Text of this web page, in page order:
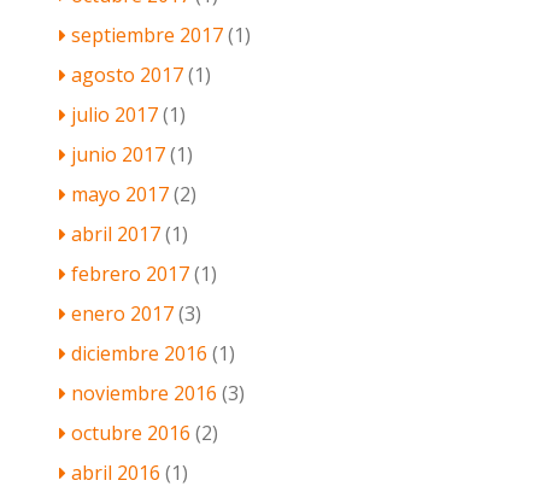
septiembre 2017(1)
agosto 2017(1)
julio 2017(1)
junio 2017(1)
mayo 2017(2)
abril 2017(1)
febrero 2017(1)
enero 2017(3)
diciembre 2016 (1)
noviembre 2016 (3)
octubre 2016 (2)
abril 2016 (1)